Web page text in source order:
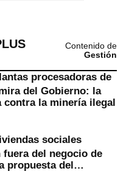
Contenido de
Gestión
procesadoras de
del Gobierno: la
contra la minería ilegal
sociales
fuera del negocio de
propuesta del